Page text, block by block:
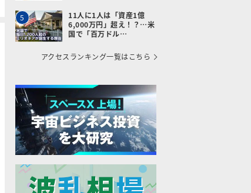
5
11人に1人は「資産1億
6,000万円」超え！？…米
国で「百万ドル…
アクセスランキング一覧はこちら